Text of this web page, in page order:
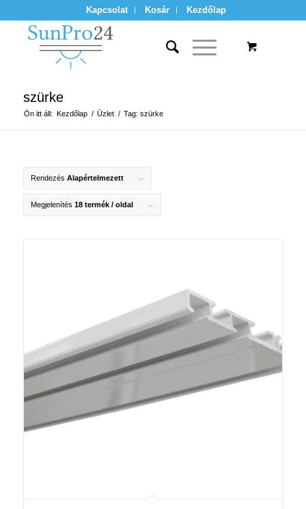
Kapcsolat Kosár Kezdőlap
szürke
Ön itt áll: Kezdőlap / Üzlet / Tag: szürke
Rendezés Alapértelmezett
Megjelenítés 18 termék / oldal